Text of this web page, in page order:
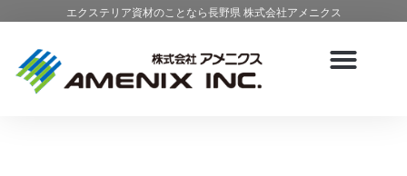
エクステリア資材のことなら長野県 株式会社アメニクス